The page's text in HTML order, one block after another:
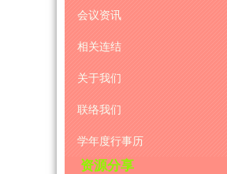
会议资讯
相关连结
关于我们
联络我们
学年度行事历
资源分享